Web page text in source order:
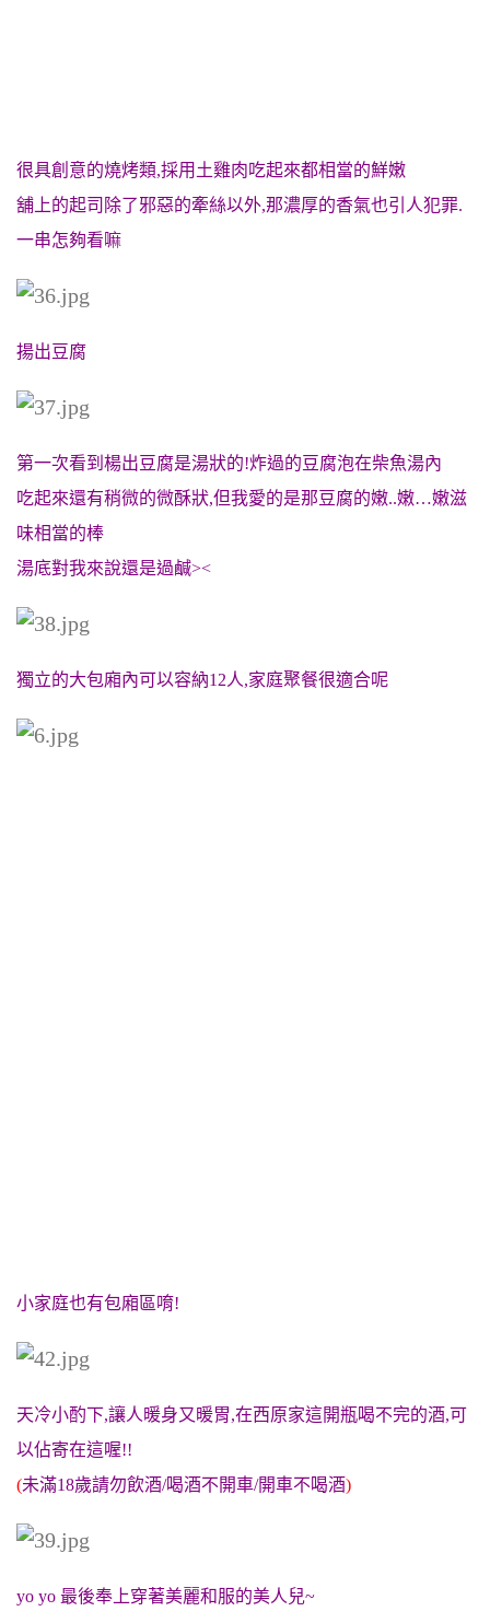
很具創意的燒烤類,採用土雞肉吃起來都相當的鮮嫩
舖上的起司除了邪惡的牽絲以外,那濃厚的香氣也引人犯罪.
一串怎夠看嘛
揚出豆腐
第一次看到楊出豆腐是湯狀的!炸過的豆腐泡在柴魚湯內
吃起來還有稍微的微酥狀,但我愛的是那豆腐的嫩..嫩…嫩滋
味相當的棒
湯底對我來說還是過鹹><
獨立的大包廂內可以容納12人,家庭聚餐很適合呢
小家庭也有包廂區唷!
天冷小酌下,讓人暖身又暖胃,在西原家這開瓶喝不完的酒,可
以佔寄在這喔!!
(未滿18歲請勿飲酒/喝酒不開車/開車不喝酒)
yo yo 最後奉上穿著美麗和服的美人兒~